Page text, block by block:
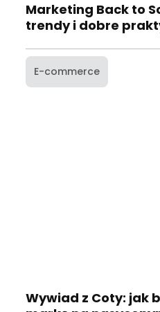
Marketing Back to
trendy i dobre
E-commerce
Wywiad z Coty: jak